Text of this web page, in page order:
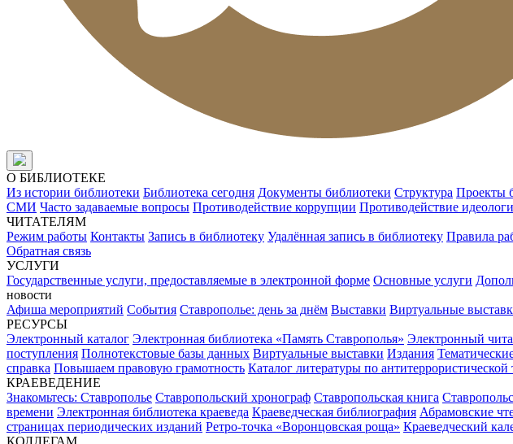
О БИБЛИОТЕКЕ
Из истории библиотеки Библиотека сегодня Документы библиотеки Структура Проекты
СМИ Часто задаваемые вопросы Противодействие коррупции Противодействие
ЧИТАТЕЛЯМ
Режим работы Контакты Запись в библиотеку Удалённая запись в библиотеку Правила
Обратная связь
УСЛУГИ
Государственные услуги, предоставляемые в электронной форме Основные услуги
новости
Афиша мероприятий События Ставрополье: день за днём Выставки Виртуальные
РЕСУРСЫ
Электронный каталог Электронная библиотека «Память Ставрополья» Электронный
поступления Полнотекстовые базы данных Виртуальные выставки Издания
справка Повышаем правовую грамотность Каталог литературы по антитеррористической
КРАЕВЕДЕНИЕ
Знакомьтесь: Ставрополье Ставропольский хронограф Ставропольская книга
времени Электронная библиотека краеведа Краеведческая библиография Абрамовские
страницах периодических изданий Ретро-точка «Воронцовская роща» Краеведческий
КОЛЛЕГАМ